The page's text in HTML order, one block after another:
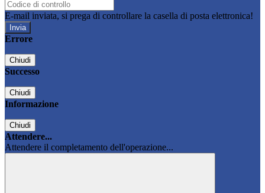
E-mail inviata, si prega di controllare la casella di posta elettronica!
Errore
Chiudi
Successo
Chiudi
Informazione
Chiudi
Attendere...
Attendere il completamento dell'operazione...